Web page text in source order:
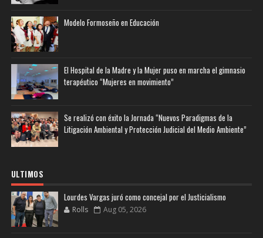
Modelo Formoseño en Educación
El Hospital de la Madre y la Mujer puso en marcha el gimnasio
terapéutico “Mujeres en movimiento”
Se realizó con éxito la Jornada “Nuevos Paradigmas de la
Litigación Ambiental y Protección Judicial del Medio Ambiente”
ULTIMOS
Lourdes Vargas juró como concejal por el Justicialismo
Rolls Aug 05, 2026